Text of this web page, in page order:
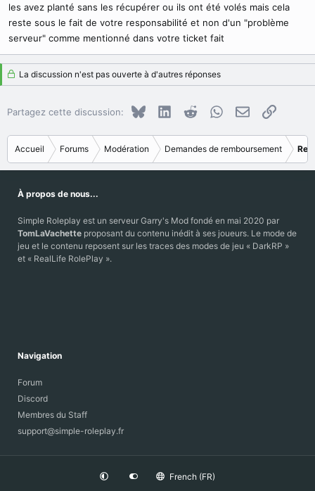
les avez planté sans les récupérer ou ils ont été volés mais cela
reste sous le fait de votre responsabilité et non d'un "problème
serveur" comme mentionné dans votre ticket fait
La discussion n'est pas ouverte à d'autres réponses
Partagez cette discussion: BlueskyLinkedInRedditWhatsApp
E-mailCopier
Accueil Forums Modération Demandes de remboursement
À propos de nous...
Simple Roleplay est un serveur Garry's Mod fondé en mai 2020 par
TomLaVachette proposant du contenu inédit à ses joueurs. Le mode de
jeu et le contenu reposent sur les traces des modes de jeu « DarkRP »
et « RealLife RolePlay ».
Navigation
Forum
Discord
Membres du Staff
support@simple-roleplay.fr
French (FR)